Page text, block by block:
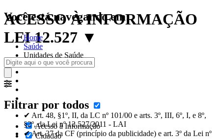
ACESSO À INFORMAÇÃO
LEI 12.527 ▼
Filtrar por todos
Acesso à Informação
Cidadão
Você está navegando em:
Home
Saúde
Unidades de Saúde
✔ Art. 48, §1º, II, da LC nº 101/00 e arts. 3º, III, 6º, I, e 8º,
§2º, da Lei nº 12.527/2011 - LAI
✔ Art. 37 da CF (princípio da publicidade) e art. 3º da Lei nº